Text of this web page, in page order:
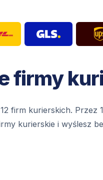
firmy
firm kurierskich. Przez
kurierskie i wyślesz